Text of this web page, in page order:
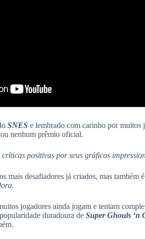
SNES e lembrado com carinho por muitos
nenhum prêmio oficial.
críticas positivas por seus gráficos
mais desafiadores já criados, mas também
jogadores ainda jogam e tentam
duradoura de Super Ghouls ‘n